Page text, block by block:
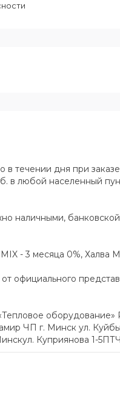
в течении дня при
в любой населенный
наличными,
- 3 месяца 0%, Халва
официального
оборудование»
ЧП г. Минск ул.
Куприянова 1-